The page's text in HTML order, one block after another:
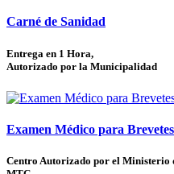
Carné de Sanidad
Entrega en 1 Hora,
Autorizado por la Municipalidad
Examen Médico para Brevetes
Centro Autorizado por el Ministerio